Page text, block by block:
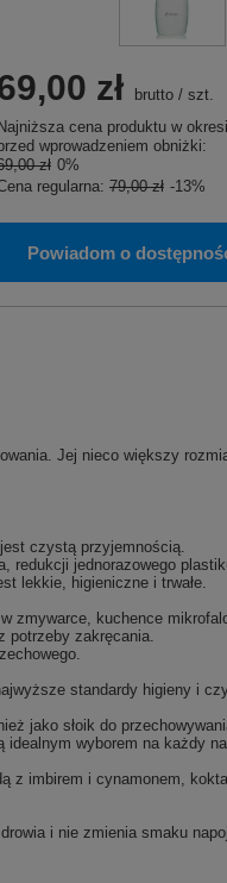
zł brutto / szt.
Najniższa cena produktu w
wprowadzeniem obniżki:
zł 0%
regularna: 79,00 zł -13%
Powiadom o
Jej nieco większy
czystą przyjemnością.
redukcji jednorazowego
lekkie, higieniczne i trwałe.
zmywarce, kuchence
potrzeby zakręcania.
standardy higieny i
jako słoik do
wyborem na każdy
z imbirem i cynamonem,
i nie zmienia smaku